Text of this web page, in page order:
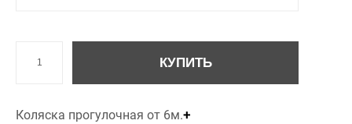
КУПИТЬ
Коляска прогулочная от 6м.+